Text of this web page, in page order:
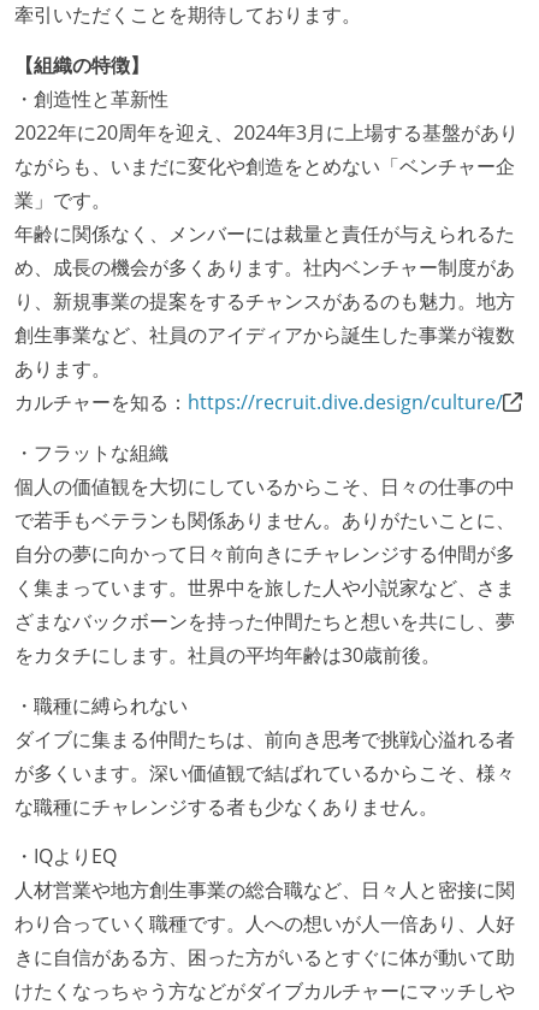
牽引いただくことを期待しております。
【組織の特徴】
・創造性と革新性
2022年に20周年を迎え、2024年3月に上場する基盤があり
ながらも、いまだに変化や創造をとめない「ベンチャー企
業」です。
年齢に関係なく、メンバーには裁量と責任が与えられるた
め、成長の機会が多くあります。社内ベンチャー制度があ
り、新規事業の提案をするチャンスがあるのも魅力。地方
創生事業など、社員のアイディアから誕生した事業が複数
あります。
カルチャーを知る： https://recruit.dive.design/culture/
・フラットな組織
個人の価値観を大切にしているからこそ、日々の仕事の中
で若手もベテランも関係ありません。ありがたいことに、
自分の夢に向かって日々前向きにチャレンジする仲間が多
く集まっています。世界中を旅した人や小説家など、さま
ざまなバックボーンを持った仲間たちと想いを共にし、夢
をカタチにします。社員の平均年齢は30歳前後。
・職種に縛られない
ダイブに集まる仲間たちは、前向き思考で挑戦心溢れる者
が多くいます。深い価値観で結ばれているからこそ、様々
な職種にチャレンジする者も少なくありません。
・IQよりEQ
人材営業や地方創生事業の総合職など、日々人と密接に関
わり合っていく職種です。人への想いが人一倍あり、人好
きに自信がある方、困った方がいるとすぐに体が動いて助
けたくなっちゃう方などがダイブカルチャーにマッチしや